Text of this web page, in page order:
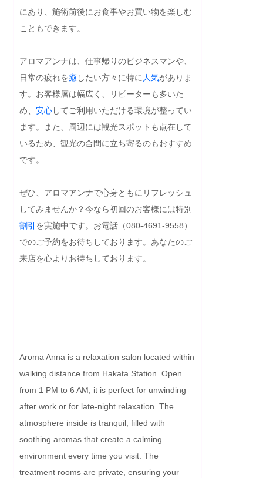
にあり、施術前後にお食事やお買い物を楽しむ
こともできます。
アロマアンナは、仕事帰りのビジネスマンや、
日常の疲れを癒 したい方々に特に 人気がありま
す。お客様層は幅広く、リピーターも多いた
め、 安心してご利用いただける環境が整ってい
ます。また、周辺には観光スポットも点在して
いるため、観光の合間に立ち寄るのもおすすめ
です。
ぜひ、アロマアンナで心身ともにリフレッシュ
してみませんか？今なら初回のお客様には特別
割引 を実施中です。お電話（080-4691-9558）
でのご予約をお待ちしております。あなたのご
来店を心よりお待ちしております。
Aroma Anna is a relaxation salon located within
walking distance from Hakata Station. Open
from 1 PM to 6 AM, it is perfect for unwinding
after work or for late-night relaxation. The
atmosphere inside is tranquil, filled with
soothing aromas that create a calming
environment every time you visit. The
treatment rooms are private, ensuring your